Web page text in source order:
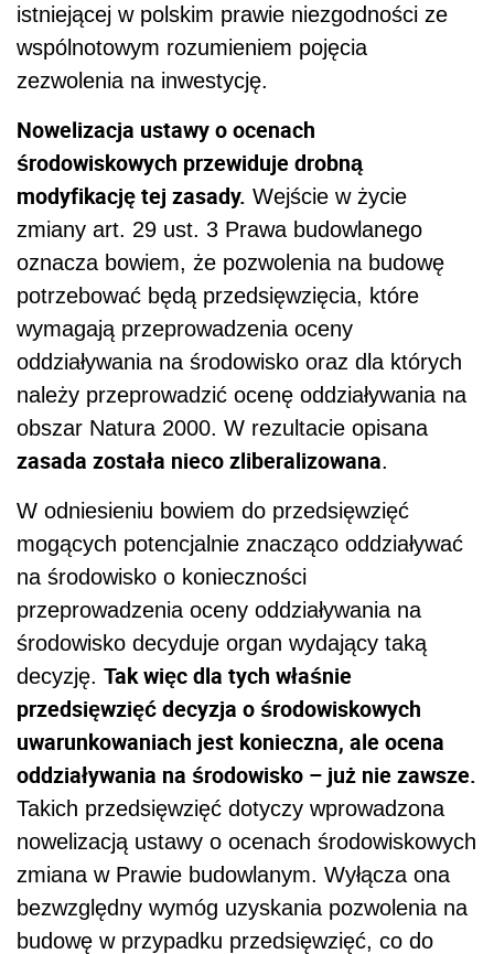
istniejącej w polskim prawie niezgodności ze
wspólnotowym rozumieniem pojęcia
zezwolenia na inwestycję.
Nowelizacja ustawy o ocenach
środowiskowych przewiduje drobną
modyfikację tej zasady. Wejście w życie
zmiany art. 29 ust. 3 Prawa budowlanego
oznacza bowiem, że pozwolenia na budowę
potrzebować będą przedsięwzięcia, które
wymagają przeprowadzenia oceny
oddziaływania na środowisko oraz dla których
należy przeprowadzić ocenę oddziaływania na
obszar Natura 2000. W rezultacie opisana
zasada została nieco zliberalizowana.
W odniesieniu bowiem do przedsięwzięć
mogących potencjalnie znacząco oddziaływać
na środowisko o konieczności
przeprowadzenia oceny oddziaływania na
środowisko decyduje organ wydający taką
decyzję. Tak więc dla tych właśnie
przedsięwzięć decyzja o środowiskowych
uwarunkowaniach jest konieczna, ale ocena
oddziaływania na środowisko – już nie zawsze.
Takich przedsięwzięć dotyczy wprowadzona
nowelizacją ustawy o ocenach środowiskowych
zmiana w Prawie budowlanym. Wyłącza ona
bezwzględny wymóg uzyskania pozwolenia na
budowę w przypadku przedsięwzięć, co do